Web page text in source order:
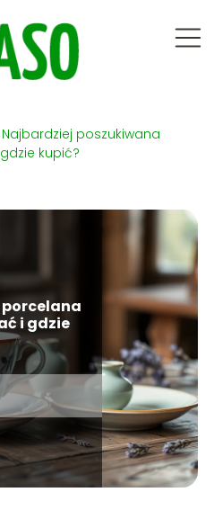
Najbardziej poszukiwana
kupić?
i gdzie